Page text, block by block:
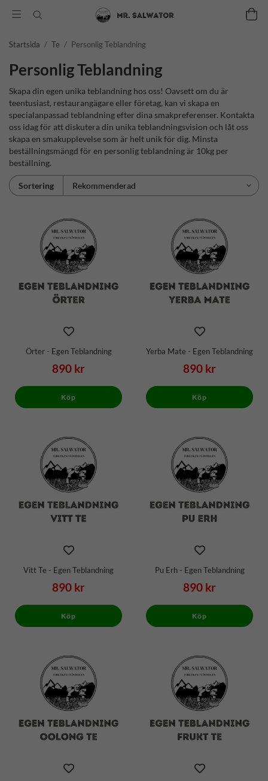
Startsida / Te / Personlig Teblandning
Personlig Teblandning
Skapa din egen unika teblandning hos oss! Oavsett om du är
teentusiast, restaurangägare eller företag, kan vi skapa en
specialanpassad teblandning efter dina smakpreferenser. Kontakta
oss idag för att diskutera din unika teblandningsvision och låt oss
skapa en smakupplevelse som är helt unik för dig. Minsta
beställningsmängd för en personlig teblandning är 10kg per
beställning.
Sortering
Örter - Egen Teblandning
890 kr
Köp
Yerba Mate - Egen Teblandning
890 kr
Köp
Vitt Te - Egen Teblandning
890 kr
Köp
Pu Erh - Egen Teblandning
890 kr
Köp